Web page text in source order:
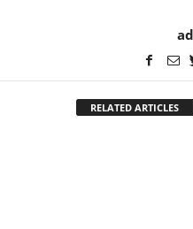
RELATED ARTICLES